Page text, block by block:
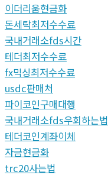
이더리움현금화
돈세탁최저수수료
국내거래소fds시간
테더최저수수료
fx믹싱최저수수료
usdc판매처
파이코인구매대행
국내거래소fds우회하는법
테더코인계좌이체
자금현금화
trc20사는법